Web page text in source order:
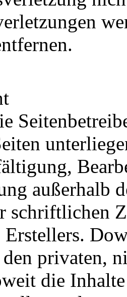
außerhalb
schriftlichen
privaten,
die